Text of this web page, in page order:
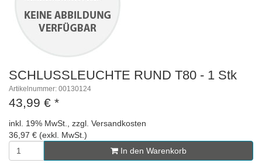
SCHLUSSLEUCHTE RUND T80 - 1 Stk
Artikelnummer: 00130124
43,99 € *
inkl. 19% MwSt., zzgl. Versandkosten
36,97 € (exkl. MwSt.)
In den Warenkorb